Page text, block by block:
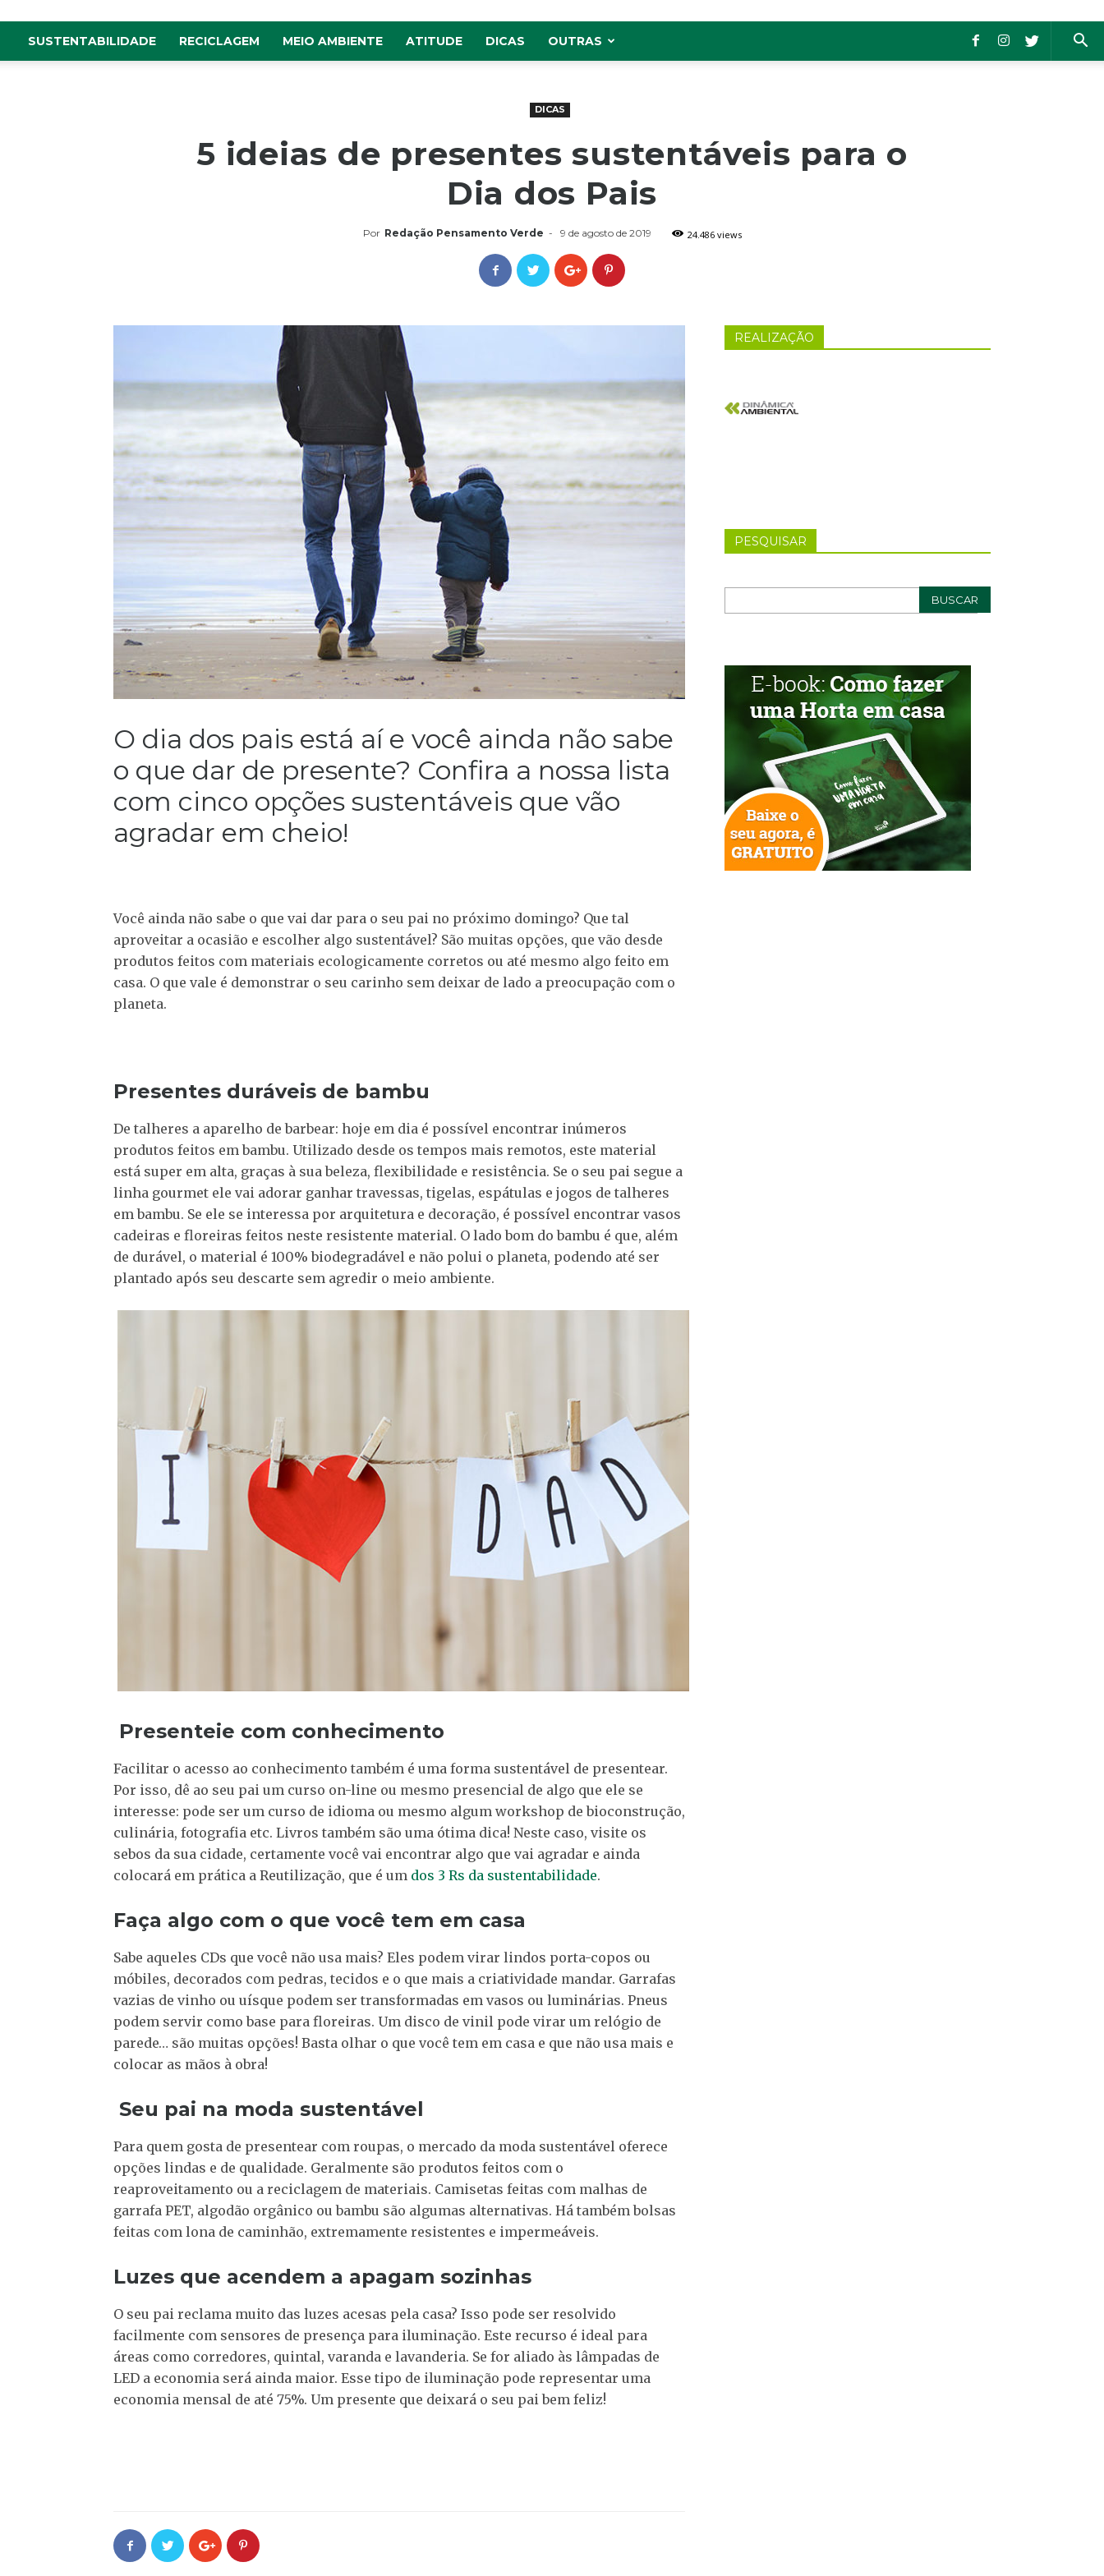
SUSTENTABILIDADE RECICLAGEM MEIO AMBIENTE ATITUDE DICAS OUTRAS
DICAS
5 ideias de presentes sustentáveis para o
Dia dos Pais
Por Redação Pensamento Verde - 9 de agosto de 2019 24.486 views
O dia dos pais está aí e você ainda não sabe
o que dar de presente? Confira a nossa lista
com cinco opções sustentáveis que vão
agradar em cheio!
Você ainda não sabe o que vai dar para o seu pai no próximo domingo? Que tal
aproveitar a ocasião e escolher algo sustentável? São muitas opções, que vão desde
produtos feitos com materiais ecologicamente corretos ou até mesmo algo feito em
casa. O que vale é demonstrar o seu carinho sem deixar de lado a preocupação com o
planeta.
Presentes duráveis de bambu
De talheres a aparelho de barbear: hoje em dia é possível encontrar inúmeros
produtos feitos em bambu. Utilizado desde os tempos mais remotos, este material
está super em alta, graças à sua beleza, flexibilidade e resistência. Se o seu pai segue a
linha gourmet ele vai adorar ganhar travessas, tigelas, espátulas e jogos de talheres
em bambu. Se ele se interessa por arquitetura e decoração, é possível encontrar vasos
cadeiras e floreiras feitos neste resistente material. O lado bom do bambu é que, além
de durável, o material é 100% biodegradável e não polui o planeta, podendo até ser
plantado após seu descarte sem agredir o meio ambiente.
Presenteie com conhecimento
Facilitar o acesso ao conhecimento também é uma forma sustentável de presentear.
Por isso, dê ao seu pai um curso on-line ou mesmo presencial de algo que ele se
interesse: pode ser um curso de idioma ou mesmo algum workshop de bioconstrução,
culinária, fotografia etc. Livros também são uma ótima dica! Neste caso, visite os
sebos da sua cidade, certamente você vai encontrar algo que vai agradar e ainda
colocará em prática a Reutilização, que é um dos 3 Rs da sustentabilidade.
Faça algo com o que você tem em casa
Sabe aqueles CDs que você não usa mais? Eles podem virar lindos porta-copos ou
móbiles, decorados com pedras, tecidos e o que mais a criatividade mandar. Garrafas
vazias de vinho ou uísque podem ser transformadas em vasos ou luminárias. Pneus
podem servir como base para floreiras. Um disco de vinil pode virar um relógio de
parede… são muitas opções! Basta olhar o que você tem em casa e que não usa mais e
colocar as mãos à obra!
Seu pai na moda sustentável
Para quem gosta de presentear com roupas, o mercado da moda sustentável oferece
opções lindas e de qualidade. Geralmente são produtos feitos com o
reaproveitamento ou a reciclagem de materiais. Camisetas feitas com malhas de
garrafa PET, algodão orgânico ou bambu são algumas alternativas. Há também bolsas
feitas com lona de caminhão, extremamente resistentes e impermeáveis.
Luzes que acendem a apagam sozinhas
O seu pai reclama muito das luzes acesas pela casa? Isso pode ser resolvido
facilmente com sensores de presença para iluminação. Este recurso é ideal para
áreas como corredores, quintal, varanda e lavanderia. Se for aliado às lâmpadas de
LED a economia será ainda maior. Esse tipo de iluminação pode representar uma
economia mensal de até 75%. Um presente que deixará o seu pai bem feliz!
REALIZAÇÃO
PESQUISAR